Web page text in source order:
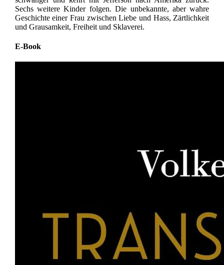
Sechs weitere Kinder folgen. Die unbekannte, aber wahre
Geschichte einer Frau zwischen Liebe und Hass, Zärtlichkeit
und Grausamkeit, Freiheit und Sklaverei.
E-Book